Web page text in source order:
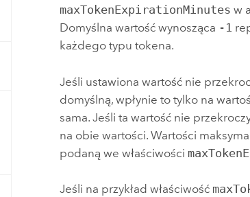
maxTokenExpirationMinutes w
Domyślna wartość wynosząca -1
każdego typu tokena.
Jeśli ustawiona wartość nie
domyślną, wpłynie to tylko na
sama. Jeśli ta wartość nie
na obie wartości. Wartości
podaną we właściwości
Jeśli na przykład właściwość